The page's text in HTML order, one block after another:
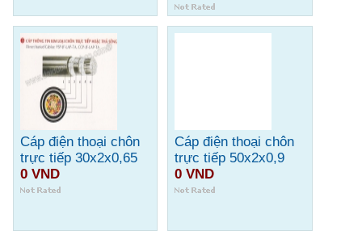
Cáp điện thoại chôn
trực tiếp 30x2x0,65
0 VND
Cáp điện thoại chôn
trực tiếp 50x2x0,9
0 VND